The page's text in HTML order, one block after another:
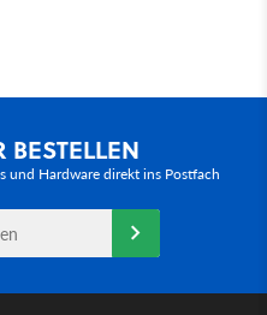
BESTELLEN
und Hardware direkt ins Postfach